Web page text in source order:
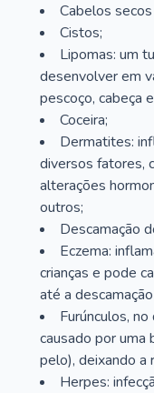
Cabelos
Cistos;
Lipomas: um
desenvolver em
pescoço, cabeça
Coceira;
Dermatites:
diversos fatores,
alterações
outros;
Descamação
Eczema:
crianças e pode
até a
Furúnculos,
causado por uma
pelo), deixando a
Herpes: